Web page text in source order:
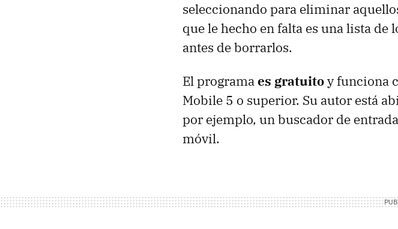
seleccionando para eliminar
que le hecho en falta es una lista de
antes de borrarlos.
El programaes gratuitoy funciona
Mobile 5 o superior. Su autor está
por ejemplo, un buscador de
móvil.